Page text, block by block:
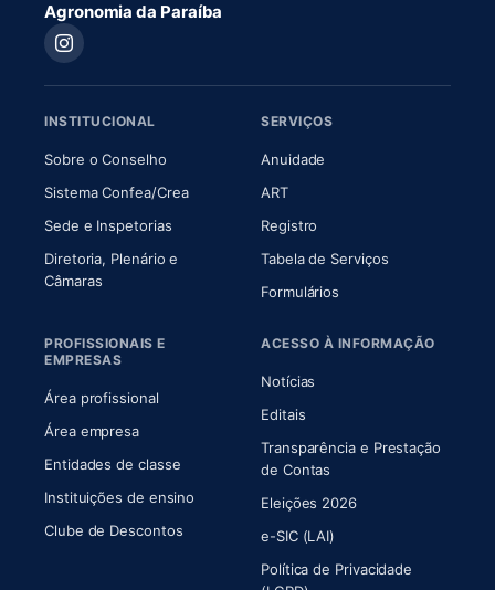
Agronomia da Paraíba
INSTITUCIONAL
Sobre o Conselho(abre em nova aba)
Sistema Confea/Crea(abre em nova aba)
Sede e Inspetorias
Diretoria, Plenário e
Câmaras(abre em nova aba)
SERVIÇOS
Anuidade
ART(abre em nova aba)
Registro
Tabela de Serviços
Formulários
PROFISSIONAIS E
EMPRESAS
Área profissional
Área empresa
Entidades de classe
Instituições de ensino
Clube de Descontos
ACESSO À INFORMAÇÃO
Notícias
Editais
Transparência e Prestação
de Contas
Eleições 2026
e-SIC (LAI)
Política de Privacidade